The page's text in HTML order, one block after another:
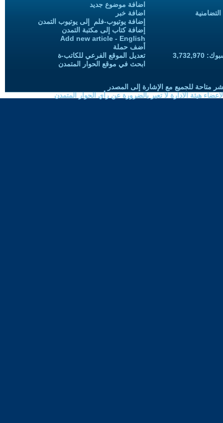
اضافة موضوع جديد
اضافة خبر
إضافة يوتيوب-فلم إلى يوتيوب التمدن
إضافة كتاب إلى مكتبة التمدن
Add new article - English
أضف حملة
تعديل الموقع الفرعي للكاتب-ة
ابحث في موقع الحوار المتمدن
متاحة للجميع مع الإشارة إلى المصدر
هيئة الادارة لا تعبر بالضرورة عن رأي الحوار المتمدن